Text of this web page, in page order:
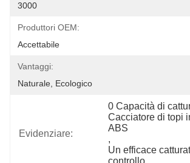
3000
Produttori OEM:
Accettabile
Vantaggi:
Naturale, Ecologico
Evidenziare:
0 Capacità di
Cacciatore di topi
ABS
,
Un efficace
controllo